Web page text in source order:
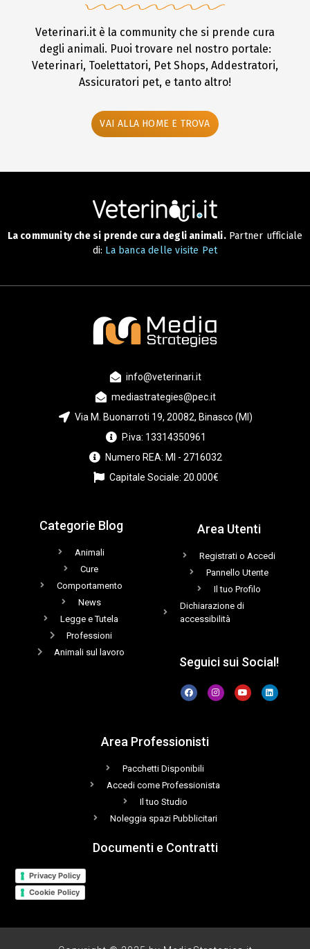
Veterinari.it è la community che si prende cura
degli animali. Puoi trovare nel nostro portale:
Veterinari, Toelettatori, Pet Shops, Addestratori,
Assicuratori pet, e tanto altro!
VAI ALLA HOME E TROVA
La community che si prende cura degli animali.Partner ufficiale
di: La banca delle visite Pet
info@veterinari.it
mediastrategies@pec.it
Via M. Buonarroti 19, 20082, Binasco (MI)
P.iva: 13314350961
Numero REA: MI - 2716032
Capitale Sociale: 20.000€
Categorie Blog
Animali
Cure
Comportamento
News
Legge e Tutela
Professioni
Animali sul lavoro
Area Utenti
Registrati o Accedi
Pannello Utente
Il tuo Profilo
Dichiarazione di
accessibilità
Seguici sui Social!
Area Professionisti
Pacchetti Disponibili
Accedi come Professionista
Il tuo Studio
Noleggia spazi Pubblicitari
Documenti e Contratti
Privacy Policy
Cookie Policy